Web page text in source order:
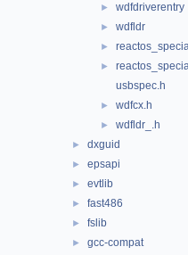
► wdfdriverentry
► wdfldr
►
►
usbspec.h
► wdfcx.h
► wdfldr_.h
► dxguid
► epsapi
► evtlib
► fast486
► fslib
► gcc-compat